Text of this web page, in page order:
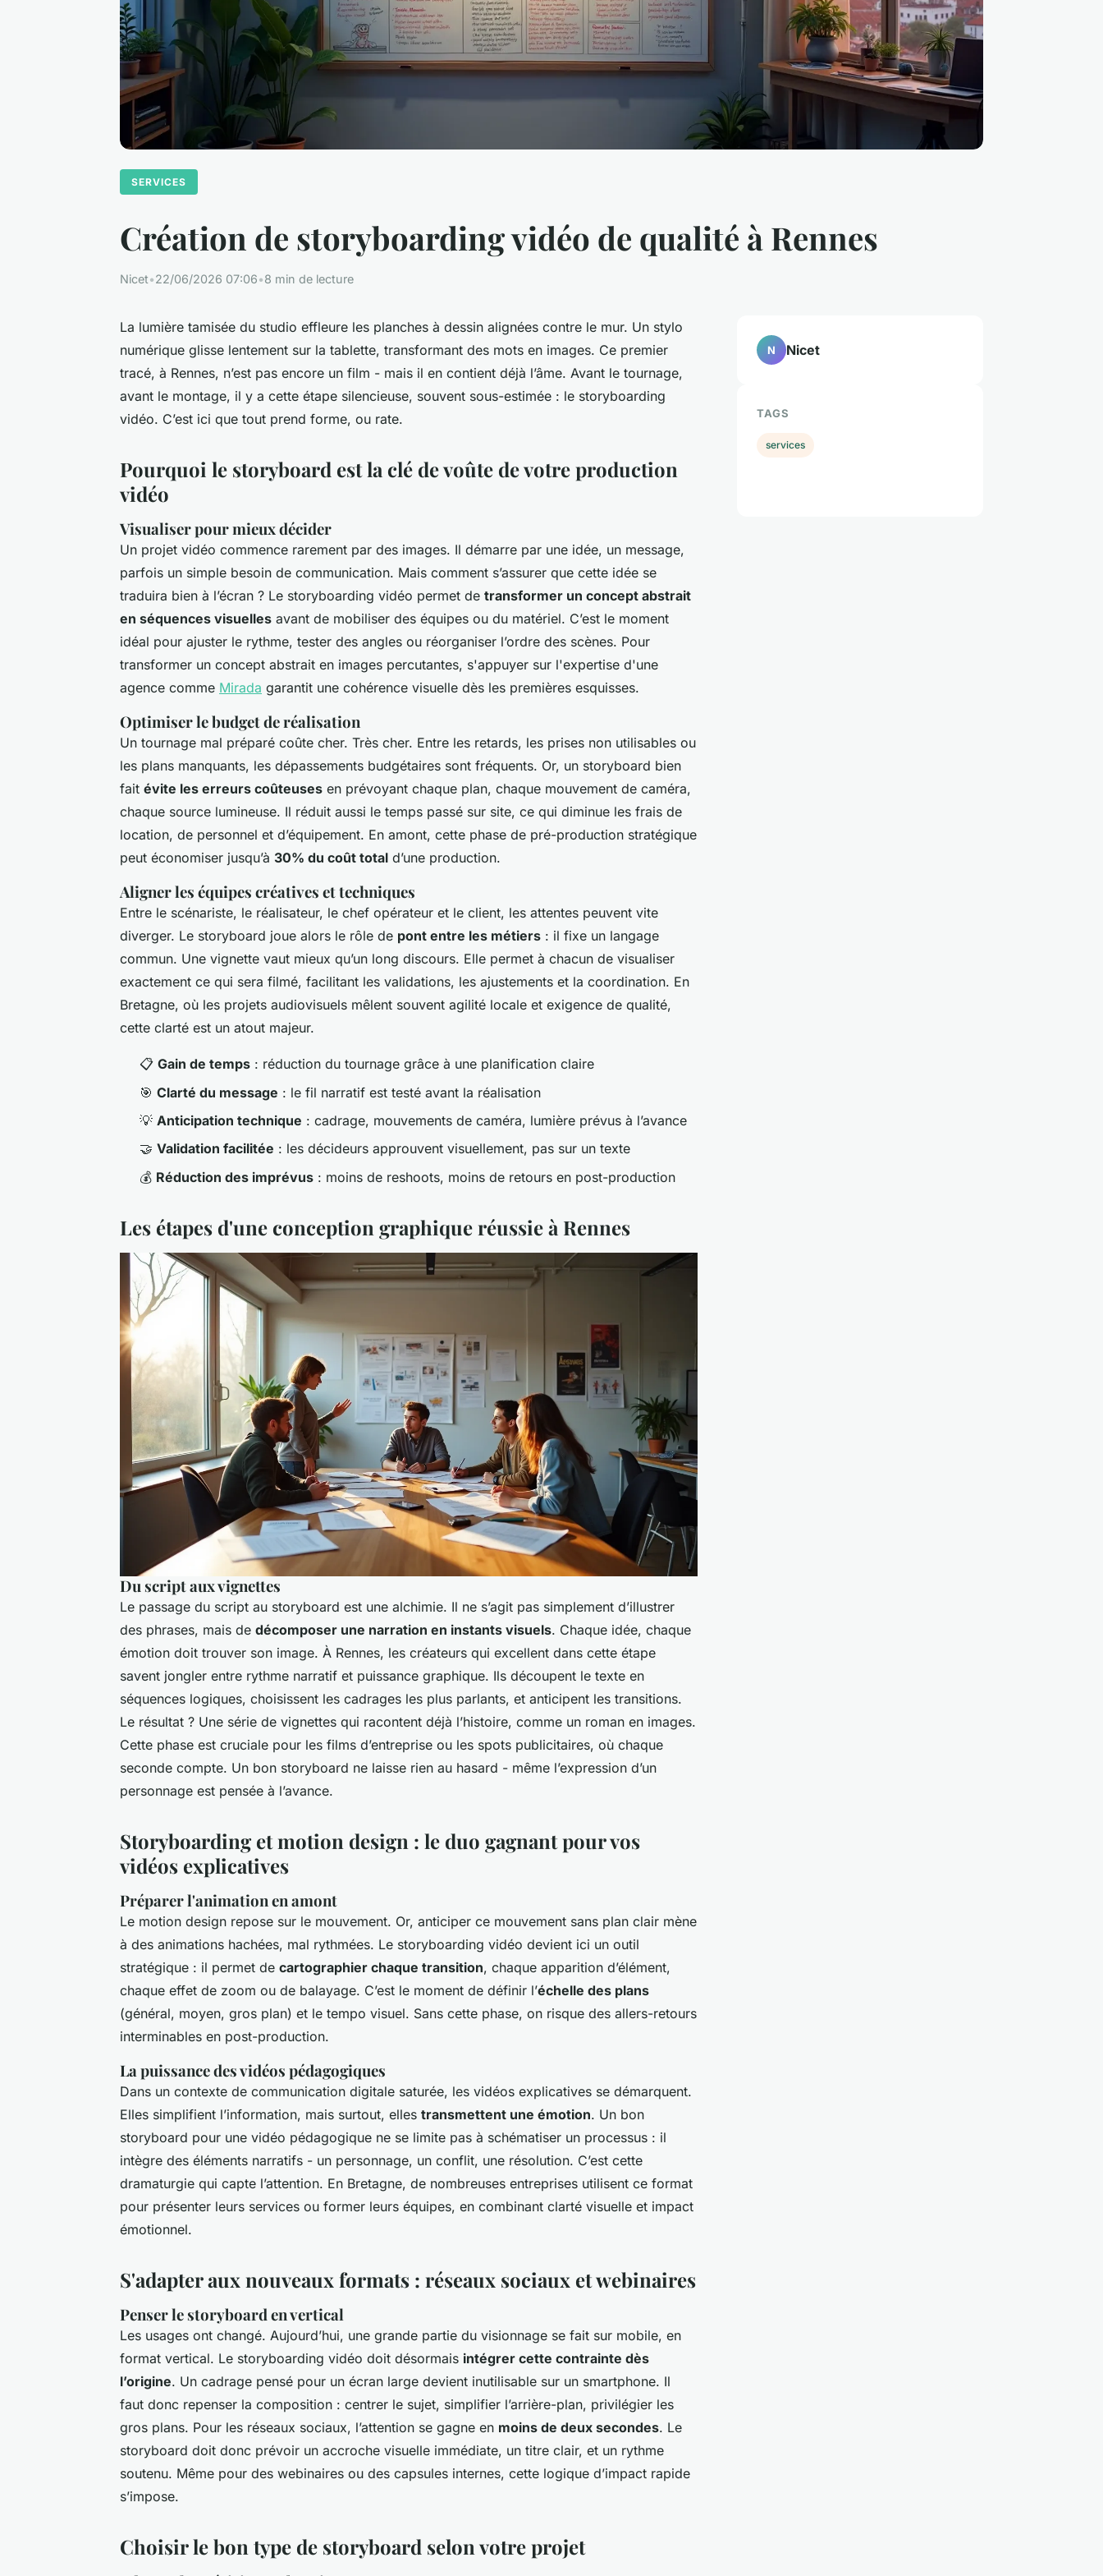
SERVICES
Création de storyboarding vidéo de qualité à Rennes
Nicet•22/06/2026 07:06•8 min de lecture
La lumière tamisée du studio effleure les planches à dessin alignées contre le mur. Un stylo
numérique glisse lentement sur la tablette, transformant des mots en images. Ce premier
tracé, à Rennes, n’est pas encore un film - mais il en contient déjà l’âme. Avant le tournage,
avant le montage, il y a cette étape silencieuse, souvent sous-estimée : le storyboarding
vidéo. C’est ici que tout prend forme, ou rate.
Pourquoi le storyboard est la clé de voûte de votre production
vidéo
Visualiser pour mieux décider
Un projet vidéo commence rarement par des images. Il démarre par une idée, un message,
parfois un simple besoin de communication. Mais comment s’assurer que cette idée se
traduira bien à l’écran ? Le storyboarding vidéo permet de transformer un concept abstrait
en séquences visuelles avant de mobiliser des équipes ou du matériel. C’est le moment
idéal pour ajuster le rythme, tester des angles ou réorganiser l’ordre des scènes. Pour
transformer un concept abstrait en images percutantes, s'appuyer sur l'expertise d'une
agence comme Mirada garantit une cohérence visuelle dès les premières esquisses.
Optimiser le budget de réalisation
Un tournage mal préparé coûte cher. Très cher. Entre les retards, les prises non utilisables ou
les plans manquants, les dépassements budgétaires sont fréquents. Or, un storyboard bien
fait évite les erreurs coûteuses en prévoyant chaque plan, chaque mouvement de caméra,
chaque source lumineuse. Il réduit aussi le temps passé sur site, ce qui diminue les frais de
location, de personnel et d’équipement. En amont, cette phase de pré-production stratégique
peut économiser jusqu’à 30% du coût total d’une production.
Aligner les équipes créatives et techniques
Entre le scénariste, le réalisateur, le chef opérateur et le client, les attentes peuvent vite
diverger. Le storyboard joue alors le rôle de pont entre les métiers : il fixe un langage
commun. Une vignette vaut mieux qu’un long discours. Elle permet à chacun de visualiser
exactement ce qui sera filmé, facilitant les validations, les ajustements et la coordination. En
Bretagne, où les projets audiovisuels mêlent souvent agilité locale et exigence de qualité,
cette clarté est un atout majeur.
📋 Gain de temps : réduction du tournage grâce à une planification claire
🎯 Clarté du message : le fil narratif est testé avant la réalisation
💡 Anticipation technique : cadrage, mouvements de caméra, lumière prévus à l’avance
🤝 Validation facilitée : les décideurs approuvent visuellement, pas sur un texte
💰 Réduction des imprévus : moins de reshoots, moins de retours en post-production
Les étapes d'une conception graphique réussie à Rennes
Du script aux vignettes
Le passage du script au storyboard est une alchimie. Il ne s’agit pas simplement d’illustrer
des phrases, mais de décomposer une narration en instants visuels. Chaque idée, chaque
émotion doit trouver son image. À Rennes, les créateurs qui excellent dans cette étape
savent jongler entre rythme narratif et puissance graphique. Ils découpent le texte en
séquences logiques, choisissent les cadrages les plus parlants, et anticipent les transitions.
Le résultat ? Une série de vignettes qui racontent déjà l’histoire, comme un roman en images.
Cette phase est cruciale pour les films d’entreprise ou les spots publicitaires, où chaque
seconde compte. Un bon storyboard ne laisse rien au hasard - même l’expression d’un
personnage est pensée à l’avance.
Storyboarding et motion design : le duo gagnant pour vos
vidéos explicatives
Préparer l'animation en amont
Le motion design repose sur le mouvement. Or, anticiper ce mouvement sans plan clair mène
à des animations hachées, mal rythmées. Le storyboarding vidéo devient ici un outil
stratégique : il permet de cartographier chaque transition, chaque apparition d’élément,
chaque effet de zoom ou de balayage. C’est le moment de définir l’échelle des plans
(général, moyen, gros plan) et le tempo visuel. Sans cette phase, on risque des allers-retours
interminables en post-production.
La puissance des vidéos pédagogiques
Dans un contexte de communication digitale saturée, les vidéos explicatives se démarquent.
Elles simplifient l’information, mais surtout, elles transmettent une émotion. Un bon
storyboard pour une vidéo pédagogique ne se limite pas à schématiser un processus : il
intègre des éléments narratifs - un personnage, un conflit, une résolution. C’est cette
dramaturgie qui capte l’attention. En Bretagne, de nombreuses entreprises utilisent ce format
pour présenter leurs services ou former leurs équipes, en combinant clarté visuelle et impact
émotionnel.
S'adapter aux nouveaux formats : réseaux sociaux et webinaires
Penser le storyboard en vertical
Les usages ont changé. Aujourd’hui, une grande partie du visionnage se fait sur mobile, en
format vertical. Le storyboarding vidéo doit désormais intégrer cette contrainte dès
l’origine. Un cadrage pensé pour un écran large devient inutilisable sur un smartphone. Il
faut donc repenser la composition : centrer le sujet, simplifier l’arrière-plan, privilégier les
gros plans. Pour les réseaux sociaux, l’attention se gagne en moins de deux secondes. Le
storyboard doit donc prévoir un accroche visuelle immédiate, un titre clair, et un rythme
soutenu. Même pour des webinaires ou des capsules internes, cette logique d’impact rapide
s’impose.
Choisir le bon type de storyboard selon votre projet
N Nicet
TAGS
services